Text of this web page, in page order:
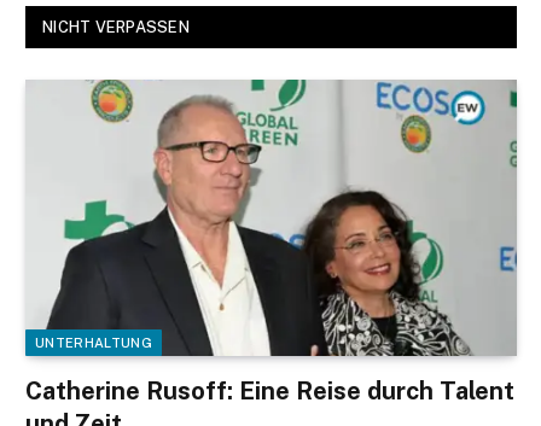
NICHT VERPASSEN
UNTERHALTUNG
Catherine Rusoff: Eine Reise durch Talent